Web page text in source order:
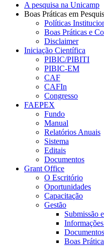
A pesquisa na Unicamp
Boas Práticas em
Políticas
Boas Práticas e
Disclaimer
Iniciação Científica
PIBIC/PIBITI
PIBIC-EM
CAF
CAFIn
Congresso
FAEPEX
Fundo
Manual
Relatórios Anuais
Sistema
Editais
Documentos
Grant Office
O Escritório
Oportunidades
Capacitação
Gestão
Submissão
Documentos
Boas